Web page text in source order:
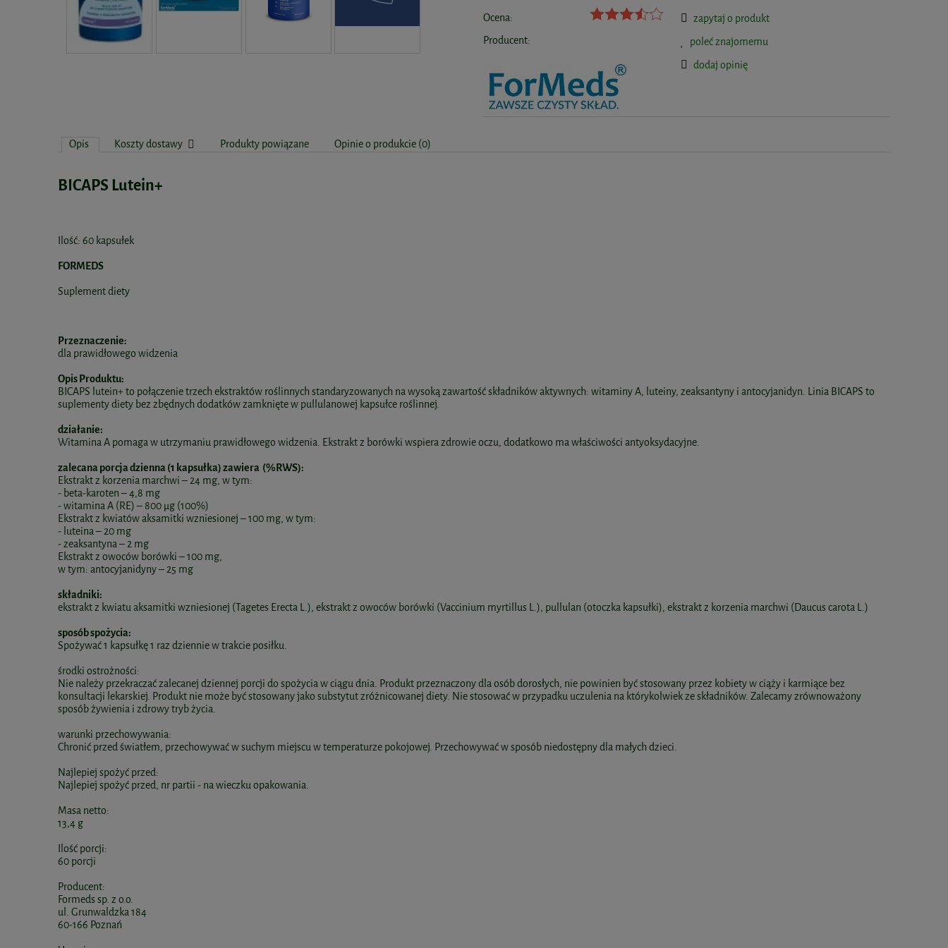
Ocena:
Producent:
zapytaj o produkt
poleć znajomemu
dodaj opinię
Opis Koszty dostawy Produkty powiązane Opinie o produkcie (0)
BICAPS Lutein+
Ilość: 60 kapsułek
FORMEDS
Suplement diety
Przeznaczenie:
dla prawidłowego widzenia
Opis Produktu:
BICAPS lutein+ to połączenie trzech ekstraktów roślinnych standaryzowanych na wysoką zawartość składników aktywnych: witaminy A, luteiny, zeaksantyny i antocyjanidyn. Linia BICAPS to
suplementy diety bez zbędnych dodatków zamknięte w pullulanowej kapsułce roślinnej.
działanie:
Witamina A pomaga w utrzymaniu prawidłowego widzenia. Ekstrakt z borówki wspiera zdrowie oczu, dodatkowo ma właściwości antyoksydacyjne.
zalecana porcja dzienna (1 kapsułka) zawiera (%RWS):
Ekstrakt z korzenia marchwi – 24 mg, w tym:
- beta-karoten – 4,8 mg
- witamina A (RE) – 800 µg (100%)
Ekstrakt z kwiatów aksamitki wzniesionej – 100 mg, w tym:
- luteina – 20 mg
- zeaksantyna – 2 mg
Ekstrakt z owoców borówki – 100 mg,
w tym: antocyjanidyny – 25 mg
składniki:
ekstrakt z kwiatu aksamitki wzniesionej (Tagetes Erecta L.), ekstrakt z owoców borówki (Vaccinium myrtillus L.), pullulan (otoczka kapsułki), ekstrakt z korzenia marchwi (Daucus carota L.)
sposób spożycia:
Spożywać 1 kapsułkę 1 raz dziennie w trakcie posiłku.
środki ostrożności:
Nie należy przekraczać zalecanej dziennej porcji do spożycia w ciągu dnia. Produkt przeznaczony dla osób dorosłych, nie powinien być stosowany przez kobiety w ciąży i karmiące bez
konsultacji lekarskiej. Produkt nie może być stosowany jako substytut zróżnicowanej diety. Nie stosować w przypadku uczulenia na którykolwiek ze składników. Zalecamy zrównoważony
sposób żywienia i zdrowy tryb życia.
warunki przechowywania:
Chronić przed światłem, przechowywać w suchym miejscu w temperaturze pokojowej. Przechowywać w sposób niedostępny dla małych dzieci.
Najlepiej spożyć przed:
Najlepiej spożyć przed, nr partii - na wieczku opakowania.
Masa netto:
13,4 g
Ilość porcji:
60 porcji
Producent:
Formeds sp. z o.o.
ul. Grunwaldzka 184
60-166 Poznań